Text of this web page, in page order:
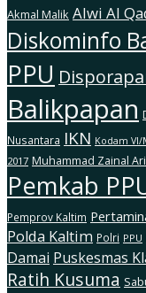
Akmal Malik Alwi Al
Diskominfo
PPU
Balikpapan
Nusantara IKN Kodam
2017 Muhammad Zainal
Pemkab
Pemprov Kaltim
Polda Kaltim Polri PPU
Damai Puskesmas
Ratih Kusuma